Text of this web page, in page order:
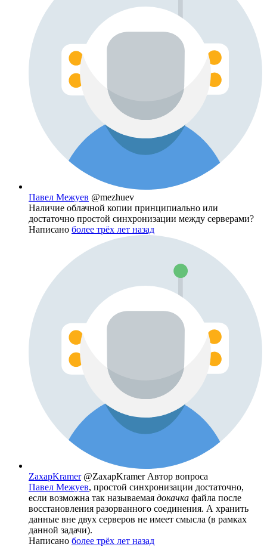
Павел Межуев @mezhuev
Наличие облачной копии принципиально или
достаточно простой синхронизации между серверами?
Написано более трёх лет назад
ZaxapKramer @ZaxapKramer Автор вопроса
Павел Межуев, простой синхронизации достаточно,
если возможна так называемая докачка файла после
восстановления разорванного соединения. А хранить
данные вне двух серверов не имеет смысла (в рамках
данной задачи).
Написано более трёх лет назад